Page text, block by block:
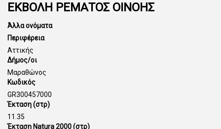
ΕΚΒΟΛΗ ΡΕΜΑΤΟΣ ΟΙΝΟΗΣ
Άλλα ονόματα
Περιφέρεια
Αττικής
Δήμος/οι
Μαραθώνος
Κωδικός
GR300457000
Έκταση (στρ)
11.35
Έκταση Natura 2000 (στρ)